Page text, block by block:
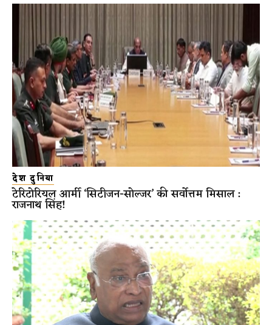
देश दुनिया
टेरिटोरियल आर्मी ‘सिटीजन-सोल्जर’ की सर्वोत्तम मिसाल :
राजनाथ सिंह!